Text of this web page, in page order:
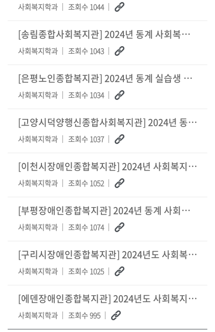
사회복지학과 조회수 1044
[송림종합사회복지관] 2024년 동계 사회복지현장실습생 모집
사회복지학과 조회수 1043
[은평노인종합복지관] 2024년 동계 실습생 모집
사회복지학과 조회수 1034
[고양시덕양행신종합사회복지관] 2024년 동계방학 사회복지현장실습생 모집 기간 연장 안내
사회복지학과 조회수 1037
[이천시장애인종합복지관] 2024년 사회복지현장실습 장학생 모집
사회복지학과 조회수 1052
[부평장애인종합복지관] 2024년 동계 사회복지현장실습생 모집
사회복지학과 조회수 1074
[구리시장애인종합복지관] 2024년도 사회복지현장 실습생 모집
사회복지학과 조회수 1025
[에덴장애인종합복지관] 2024년도 사회복지현장실습생 모집
사회복지학과 조회수 995